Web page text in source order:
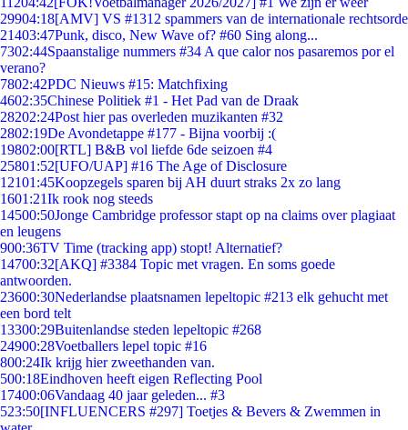
29904:18[AMV] VS #1312 spammers van de internationale rechtsorde
21403:47Punk, disco, New Wave of? #60 Sing along...
7302:44Spaanstalige nummers #34 A que calor nos pasaremos por el
verano?
7802:42PDC Nieuws #15: Matchfixing
4602:35Chinese Politiek #1 - Het Pad van de Draak
28202:24Post hier pas overleden muzikanten #32
2802:19De Avondetappe #177 - Bijna voorbij :(
19802:00[RTL] B&B vol liefde 6de seizoen #4
25801:52[UFO/UAP] #16 The Age of Disclosure
12101:45Koopzegels sparen bij AH duurt straks 2x zo lang
1601:21Ik rook nog steeds
14500:50Jonge Cambridge professor stapt op na claims over plagiaat
en leugens
900:36TV Time (tracking app) stopt! Alternatief?
14700:32[AKQ] #3384 Topic met vragen. En soms goede
antwoorden.
23600:30Nederlandse plaatsnamen lepeltopic #213 elk gehucht met
een bord telt
13300:29Buitenlandse steden lepeltopic #268
24900:28Voetballers lepel topic #16
800:24Ik krijg hier zweethanden van.
500:18Eindhoven heeft eigen Reflecting Pool
17400:06Vandaag 40 jaar geleden... #3
523:50[INFLUENCERS #297] Toetjes & Bevers & Zwemmen in